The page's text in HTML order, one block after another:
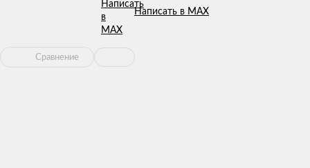
Написать в MAX
Сравнение